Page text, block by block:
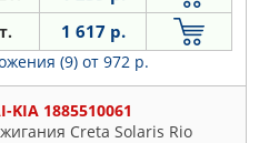
1 617 р.
(9) от 972 р.
KIA 1885510061
Creta Solaris Rio